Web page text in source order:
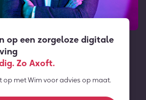
op een zorgeloze digitale
Zo Axoft.
op met Wim voor advies op maat.